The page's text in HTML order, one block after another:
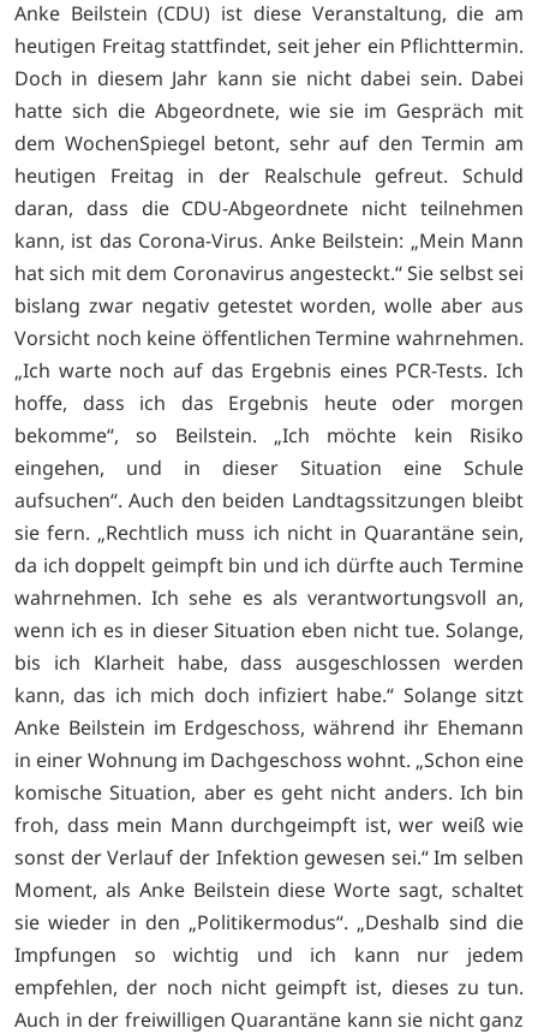
Anke Beilstein (CDU) ist diese Veranstaltung, die am
heutigen Freitag stattfindet, seit jeher ein Pflichttermin.
Doch in diesem Jahr kann sie nicht dabei sein. Dabei
hatte sich die Abgeordnete, wie sie im Gespräch mit
dem WochenSpiegel betont, sehr auf den Termin am
heutigen Freitag in der Realschule gefreut. Schuld
daran, dass die CDU-Abgeordnete nicht teilnehmen
kann, ist das Corona-Virus. Anke Beilstein: „Mein Mann
hat sich mit dem Coronavirus angesteckt.“ Sie selbst sei
bislang zwar negativ getestet worden, wolle aber aus
Vorsicht noch keine öffentlichen Termine wahrnehmen.
„Ich warte noch auf das Ergebnis eines PCR-Tests. Ich
hoffe, dass ich das Ergebnis heute oder morgen
bekomme“, so Beilstein. „Ich möchte kein Risiko
eingehen, und in dieser Situation eine Schule
aufsuchen“. Auch den beiden Landtagssitzungen bleibt
sie fern. „Rechtlich muss ich nicht in Quarantäne sein,
da ich doppelt geimpft bin und ich dürfte auch Termine
wahrnehmen. Ich sehe es als verantwortungsvoll an,
wenn ich es in dieser Situation eben nicht tue. Solange,
bis ich Klarheit habe, dass ausgeschlossen werden
kann, das ich mich doch infiziert habe.“ Solange sitzt
Anke Beilstein im Erdgeschoss, während ihr Ehemann
in einer Wohnung im Dachgeschoss wohnt. „Schon eine
komische Situation, aber es geht nicht anders. Ich bin
froh, dass mein Mann durchgeimpft ist, wer weiß wie
sonst der Verlauf der Infektion gewesen sei.“ Im selben
Moment, als Anke Beilstein diese Worte sagt, schaltet
sie wieder in den „Politikermodus“. „Deshalb sind die
Impfungen so wichtig und ich kann nur jedem
empfehlen, der noch nicht geimpft ist, dieses zu tun.
Auch in der freiwilligen Quarantäne kann sie nicht ganz